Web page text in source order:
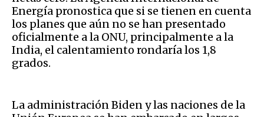
Energía pronostica que si se tienen en cuenta
los planes que aún no se han presentado
oficialmente a la ONU, principalmente a la
India, el calentamiento rondaría los 1,8
grados.
La administración Biden y las naciones de la